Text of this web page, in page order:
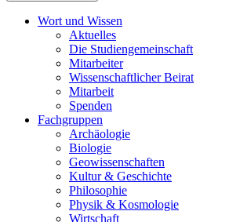
Wort und Wissen
Aktuelles
Die Studiengemeinschaft
Mitarbeiter
Wissenschaftlicher Beirat
Mitarbeit
Spenden
Fachgruppen
Archäologie
Biologie
Geowissenschaften
Kultur & Geschichte
Philosophie
Physik & Kosmologie
Wirtschaft